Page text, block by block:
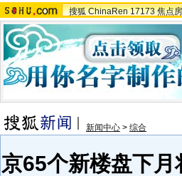
搜狐 ChinaRen 17173 焦点
新闻中心 > 综合
京65个新楼盘下